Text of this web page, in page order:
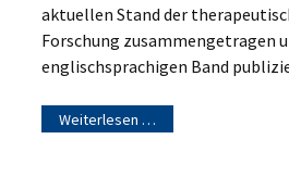
aktuellen Stand der
Forschung zusammengetragen
englischsprachigen Band
Weiterlesen …